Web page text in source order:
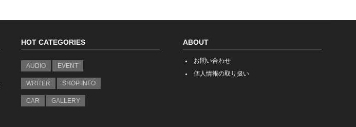
HOT CATEGORIES
AUDIO EVENT
WRITER SHOP INFO
CAR GALLERY
ABOUT
お問い合わせ
個人情報の取り扱い